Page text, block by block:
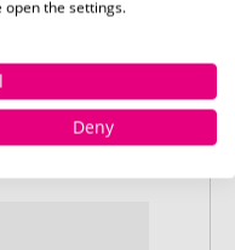
Sie diese
konfigurierten
the settings.
Deny